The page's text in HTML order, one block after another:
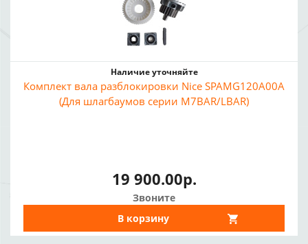
Наличие уточняйте
Комплект вала разблокировки Nice SPAMG120A00A
(Для шлагбаумов серии M7BAR/LBAR)
19 900.00р.
Звоните
В корзину